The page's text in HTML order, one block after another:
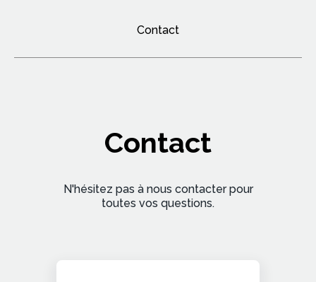
Contact
Contact
N'hésitez pas à nous contacter pour
toutes vos questions.